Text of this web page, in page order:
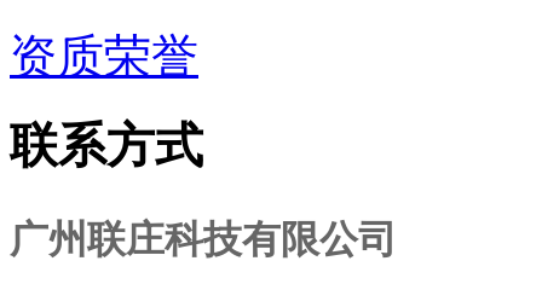
资质荣誉
联系方式
广州联庄科技有限公司